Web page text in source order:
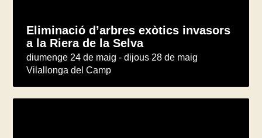
Eliminació d’arbres exòtics invasors
a la Riera de la Selva
diumenge 24 de maig - dijous 28 de maig
Vilallonga del Camp